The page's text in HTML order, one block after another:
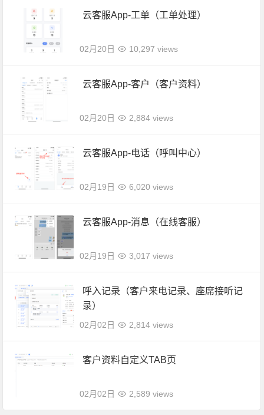
云客服App-工单（工单处理）
02月20日 10,297 views
云客服App-客户（客户资料）
02月20日 2,884 views
云客服App-电话（呼叫中心）
02月19日 6,020 views
云客服App-消息（在线客服）
02月19日 3,017 views
呼入记录（客户来电记录、座席接听记
录）
02月02日 2,814 views
客户资料自定义TAB页
02月02日 2,589 views